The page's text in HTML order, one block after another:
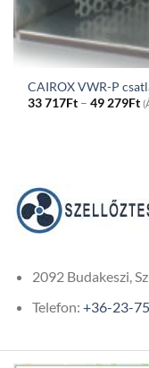
CAIROX VWR-P
33 717Ft – 49 279Ft
2092 Budakeszi,
Telefon: +36-23-